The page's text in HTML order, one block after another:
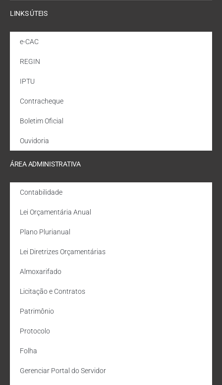
LINKS ÚTEIS
e-CAC
REGIN
IPTU
Contracheque
Boletim Oficial
Ouvidoria
ÁREA ADMINISTRATIVA
Contabilidade
Lei Orçamentária Anual
Plano Plurianual
Lei Diretrizes Orçamentárias
Almoxarifado
Licitação e Contratos
Patrimônio
Protocolo
Folha
Gerenciar Portal do Servidor